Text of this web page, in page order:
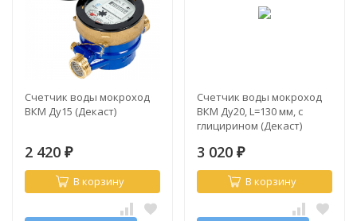
Счетчик воды мокроход
ВКМ Ду15 (Декаст)
2 420 ₽
В корзину
Счетчик воды мокроход
ВКМ Ду20, L=130 мм, с
глицирином (Декаст)
3 020 ₽
В корзину